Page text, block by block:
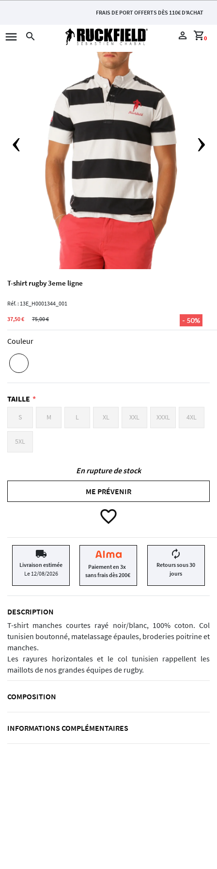
FRAIS DE PORT OFFERTS DÈS 110€ D'ACHAT
menu search perm_identity 0
shopping_cart
T-shirt rugby 3eme ligne
Réf. : 13E_H0001344_001
- 50%
37,50 € 75,00 €
Couleur
TAILLE
S M L XL XXL XXXL 4XL
5XL
En rupture de stock
ME PRÉVENIR
favorite_border
local_shipping
Livraison estimée
Le 12/08/2026
Paiement en 3x
sans frais dès 200€
autorenew
Retours sous 30
jours
DESCRIPTION
T-shirt manches courtes rayé noir/blanc, 100% coton. Col
tunisien boutonné, matelassage épaules, broderies poitrine et
manches.
Les rayures horizontales et le col tunisien rappellent les
maillots de nos grandes équipes de rugby.
COMPOSITION
INFORMATIONS COMPLÉMENTAIRES